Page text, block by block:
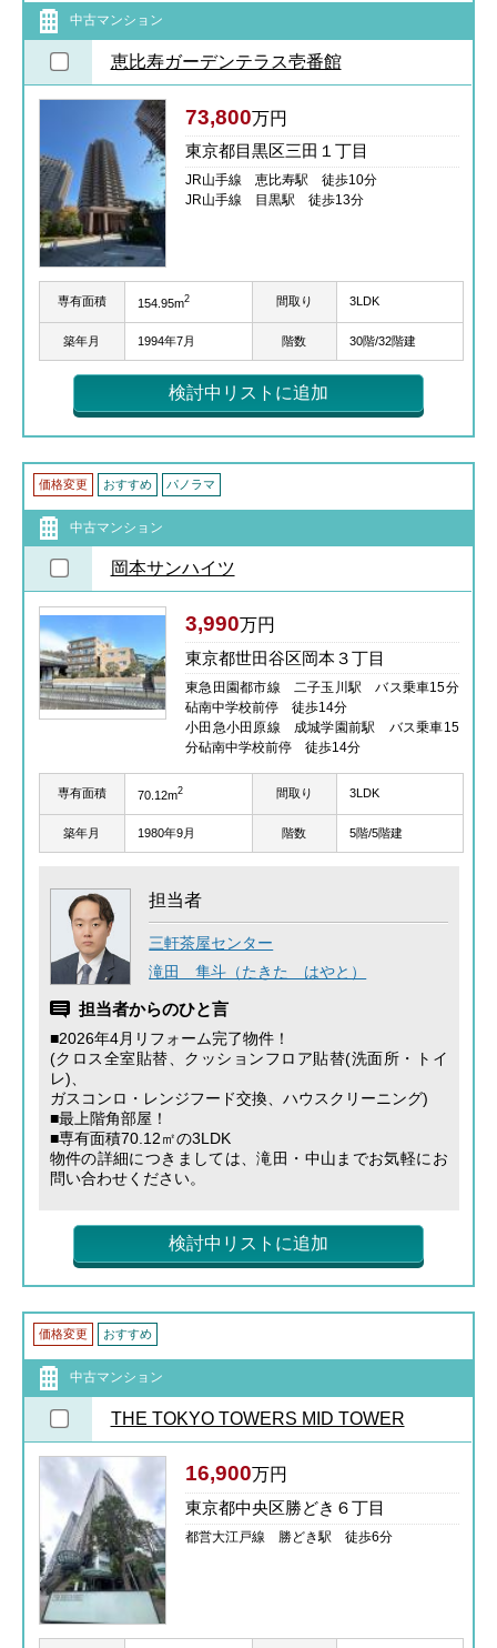
中古マンション
恵比寿ガーデンテラス壱番館
73,800万円
東京都目黒区三田１丁目
JR山手線 恵比寿駅 徒歩10分
JR山手線 目黒駅 徒歩13分
専有面積 154.95m2 間取り 3LDK
築年月 1994年7月 階数 30階/32階建
検討中リストに追加
価格変更 おすすめ パノラマ
中古マンション
岡本サンハイツ
3,990万円
東京都世田谷区岡本３丁目
東急田園都市線 二子玉川駅 バス乗車15分
砧南中学校前停 徒歩14分
小田急小田原線 成城学園前駅 バス乗車15
分砧南中学校前停 徒歩14分
専有面積 70.12m2 間取り 3LDK
築年月 1980年9月 階数 5階/5階建
担当者
三軒茶屋センター
滝田 隼斗（たきた はやと）
担当者からのひと言
■2026年4月リフォーム完了物件！
(クロス全室貼替、クッションフロア貼替(洗面所・トイ
レ)、
ガスコンロ・レンジフード交換、ハウスクリーニング)
■最上階角部屋！
■専有面積70.12㎡の3LDK
物件の詳細につきましては、滝田・中山までお気軽にお
問い合わせください。
検討中リストに追加
価格変更 おすすめ
中古マンション
THE TOKYO TOWERS MID TOWER
16,900万円
東京都中央区勝どき６丁目
都営大江戸線 勝どき駅 徒歩6分